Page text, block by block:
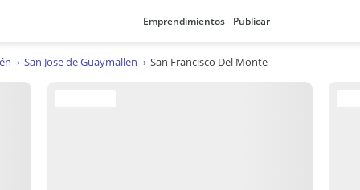
Emprendimientos Publicar
San Jose de Guaymallen San Francisco Del Monte